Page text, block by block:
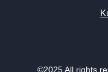
©2025 All rights